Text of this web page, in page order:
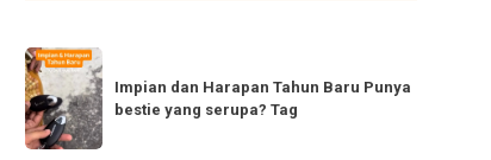
Impian
dan
Harapan
Tahun
Impian dan Harapan Tahun Baru Punya
bestie yang serupa? Tag